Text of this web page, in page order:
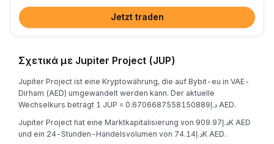
Jetzt traden
Σχετικά με Jupiter Project (JUP)
Jupiter Project ist eine Kryptowährung, die auf Bybit-eu in VAE-
Dirham (AED) umgewandelt werden kann. Der aktuelle
Wechselkurs beträgt 1 JUP = د.إ0.6706687558150889 AED.
Jupiter Project hat eine Marktkapitalisierung von د.إ909.97K AED
und ein 24-Stunden-Handelsvolumen von د.إ74.14K AED.